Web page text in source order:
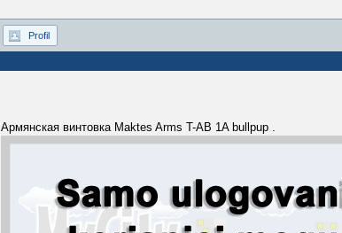
Profil
Армянская винтовка Maktes Arms T-AB 1A bullpup .